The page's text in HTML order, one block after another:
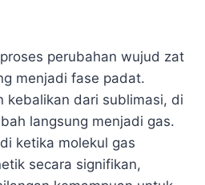
perubahan wujud zat
menjadi fase padat.
kebalikan dari sublimasi, di
langsung menjadi gas.
ketika molekul gas
secara signifikan,